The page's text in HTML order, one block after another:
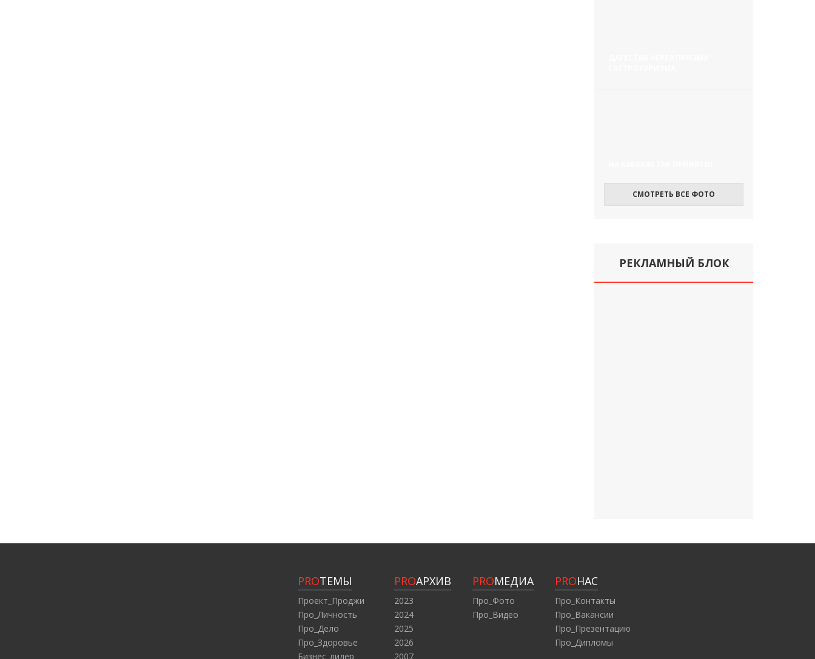
СМОТРЕТЬ ВСЕ ФОТО
РЕКЛАМНЫЙ БЛОК
PROТЕМЫ
Проект_Проджи
Про_Личность
Про_Дело
Про_Здоровье
Бизнес_лидер
PROАРХИВ
2023
2024
2025
2026
2007
PROМЕДИА
Про_Фото
Про_Видео
PROНАС
Про_Контакты
Про_Вакансии
Про_Презентацию
Про_Дипломы